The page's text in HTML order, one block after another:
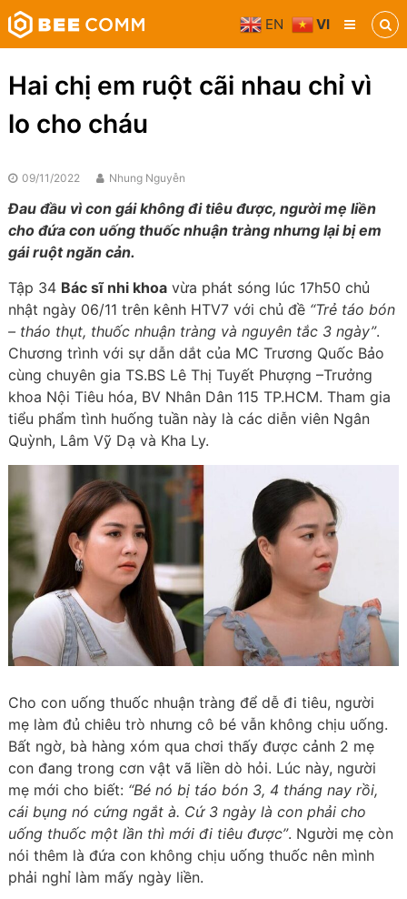
Skip
to
content
Bee
Comm
Truyền
thông
phương
tiện
Hai chị em ruột cãi nhau chỉ vì
lo cho cháu
09/11/2022 Nhung Nguyễn
Đau đầu vì con gái không đi tiêu được, người mẹ liền
cho đứa con uống thuốc nhuận tràng nhưng lại bị em
gái ruột ngăn cản.
Tập 34 Bác sĩ nhi khoavừa phát sóng lúc 17h50 chủ
nhật ngày 06/11 trên kênh HTV7 với chủ đề “Trẻ táo bón
– tháo thụt, thuốc nhuận tràng và nguyên tắc 3 ngày”.
Chương trình với sự dẫn dắt của MC Trương Quốc Bảo
cùng chuyên gia TS.BS Lê Thị Tuyết Phượng –Trưởng
khoa Nội Tiêu hóa, BV Nhân Dân 115 TP.HCM. Tham gia
tiểu phẩm tình huống tuần này là các diễn viên Ngân
Quỳnh, Lâm Vỹ Dạ và Kha Ly.
Cho con uống thuốc nhuận tràng để dễ đi tiêu, người
mẹ làm đủ chiêu trò nhưng cô bé vẫn không chịu uống.
Bất ngờ, bà hàng xóm qua chơi thấy được cảnh 2 mẹ
con đang trong cơn vật vã liền dò hỏi. Lúc này, người
mẹ mới cho biết: “Bé nó bị táo bón 3, 4 tháng nay rồi,
cái bụng nó cứng ngắt à. Cứ 3 ngày là con phải cho
uống thuốc một lần thì mới đi tiêu được”. Người mẹ còn
nói thêm là đứa con không chịu uống thuốc nên mình
phải nghỉ làm mấy ngày liền.
EN VI